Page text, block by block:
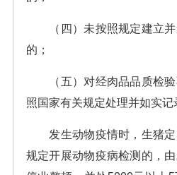
（四）未按照规定建立并
的；
（五）对经肉品品质检验
照国家有关规定处理并如实记
发生动物疫情时，生猪定
规定开展动物疫病检测的，